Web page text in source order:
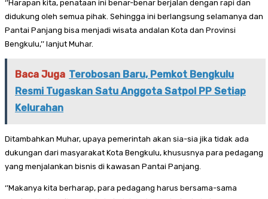
‘’Harapan kita, penataan ini benar-benar berjalan dengan rapi dan
didukung oleh semua pihak. Sehingga ini berlangsung selamanya dan
Pantai Panjang bisa menjadi wisata andalan Kota dan Provinsi
Bengkulu,’’ lanjut Muhar.
Baca Juga Terobosan Baru, Pemkot Bengkulu
Resmi Tugaskan Satu Anggota Satpol PP Setiap
Kelurahan
Ditambahkan Muhar, upaya pemerintah akan sia-sia jika tidak ada
dukungan dari masyarakat Kota Bengkulu, khususnya para pedagang
yang menjalankan bisnis di kawasan Pantai Panjang.
‘’Makanya kita berharap, para pedagang harus bersama-sama